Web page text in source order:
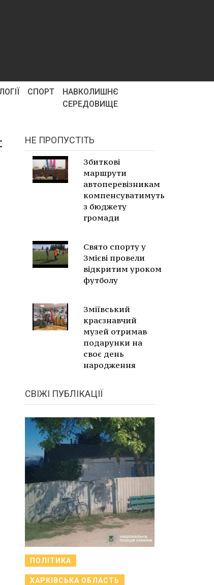
СПОРТ
НАВКОЛИШНЄ
СЕРЕДОВИЩЕ
НЕ ПРОПУСТІТЬ
Збиткові
маршрути
автоперевізникам
компенсуватимуть
з бюджету
громади
Свято спорту у
Змієві провели
відкритим уроком
футболу
Зміївський
краєзнавчий
музей отримав
подарунки на
своє день
народження
СВІЖІ ПУБЛІКАЦІЇ
ПОЛІТИКА
ХАРКІВСЬКА ОБЛАСТЬ